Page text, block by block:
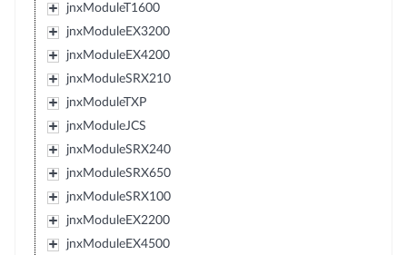
jnxModuleT1600
jnxModuleEX3200
jnxModuleEX4200
jnxModuleSRX210
jnxModuleTXP
jnxModuleJCS
jnxModuleSRX240
jnxModuleSRX650
jnxModuleSRX100
jnxModuleEX2200
jnxModuleEX4500